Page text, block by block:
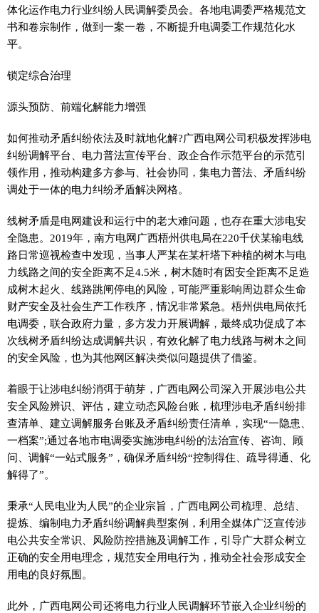
体化运作电力行业纠纷人民调解委员会。各地电调委严格规范文
书和卷宗制作，做到一案一卷，不断提升电调委工作规范化水
平。
锁定综合治理
源头预防、前端化解能力增强
如何推动矛盾纠纷依法及时就地化解?广西电网公司积极发挥涉电
纠纷调解平台、电力普法宣传平台、政企合作示范平台的示范引
领作用，推动构建多方参与、社会协同，集电力普法、矛盾纠纷
调处于一体的电力纠纷矛盾解决网格。
线树矛盾是电网建设和运行中的老大难问题，也存在重大涉电安
全隐患。2019年，南方电网广西梧州供电局在220千伏某输电线
路日常巡视检查中发现，当事人严某在某杆塔下种植的树木与电
力线路之间的安全距离不足4.5米，树木随时有因安全距离不足造
成树木起火、线路跳闸停电的风险，可能严重影响周边群众生命
财产安全及社会生产工作秩序，情况非常紧急。梧州供电局依托
电调委，联合政府力量，多方发力开展调解，最终成功促成了本
次线树矛盾纠纷达成调解共识，有效化解了电力线路与树木之间
的安全风险，也为其他网区解决类似问题提供了借鉴。
着眼于让涉电纠纷消弭于萌芽，广西电网公司深入开展涉电公共
安全风险辨识、评估，建立动态风险台账，梳理涉电矛盾纠纷排
查清单、建立调解服务台账及矛盾纠纷责任清单，实现“一隐患、
一档案”;通过各地市电调委实施涉电纠纷的法治宣传、咨询、顾
问、调解“一站式服务”，确保矛盾纠纷“控制得住、疏导得通、化
解得了”。
秉承“人民电业为人民”的企业宗旨，广西电网公司梳理、总结、
提炼、编制电力矛盾纠纷调解典型案例，利用全媒体广泛宣传涉
电公共安全常识、风险防控措施及调解工作，引导广大群众树立
正确的安全用电理念，规范安全用电行为，推动全社会形成安全
用电的良好氛围。
此外，广西电网公司还将电力行业人民调解环节嵌入企业纠纷的